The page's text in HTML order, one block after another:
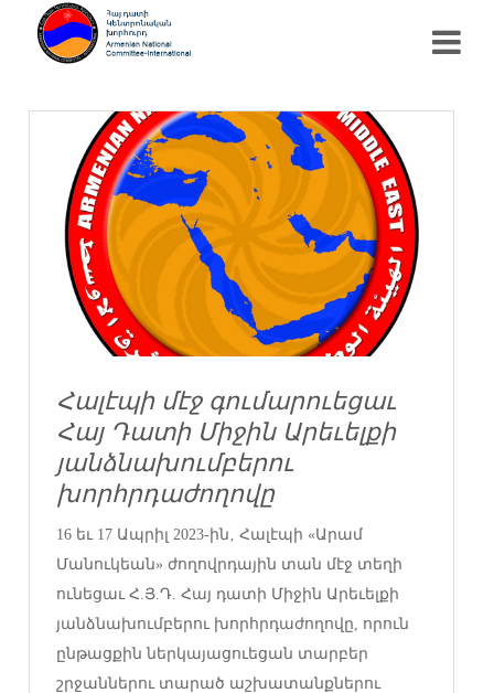
Հալէպի մէջ գումարուեցաւ
Հայ Դատի Միջին Արեւելքի
յանձնախումբերու
խորհրդաժողովը
16 եւ 17 Ապրիլ 2023-ին‚ Հալէպի «Արամ
Մանուկեան» ժողովրդային տան մէջ տեղի
ունեցաւ Հ.Յ.Դ. Հայ դատի Միջին Արեւելքի
յանձնախումբերու խորհրդաժողովը, որուն
ընթացքին ներկայացուեցան տարբեր
շրջաններու տարած աշխատանքներու